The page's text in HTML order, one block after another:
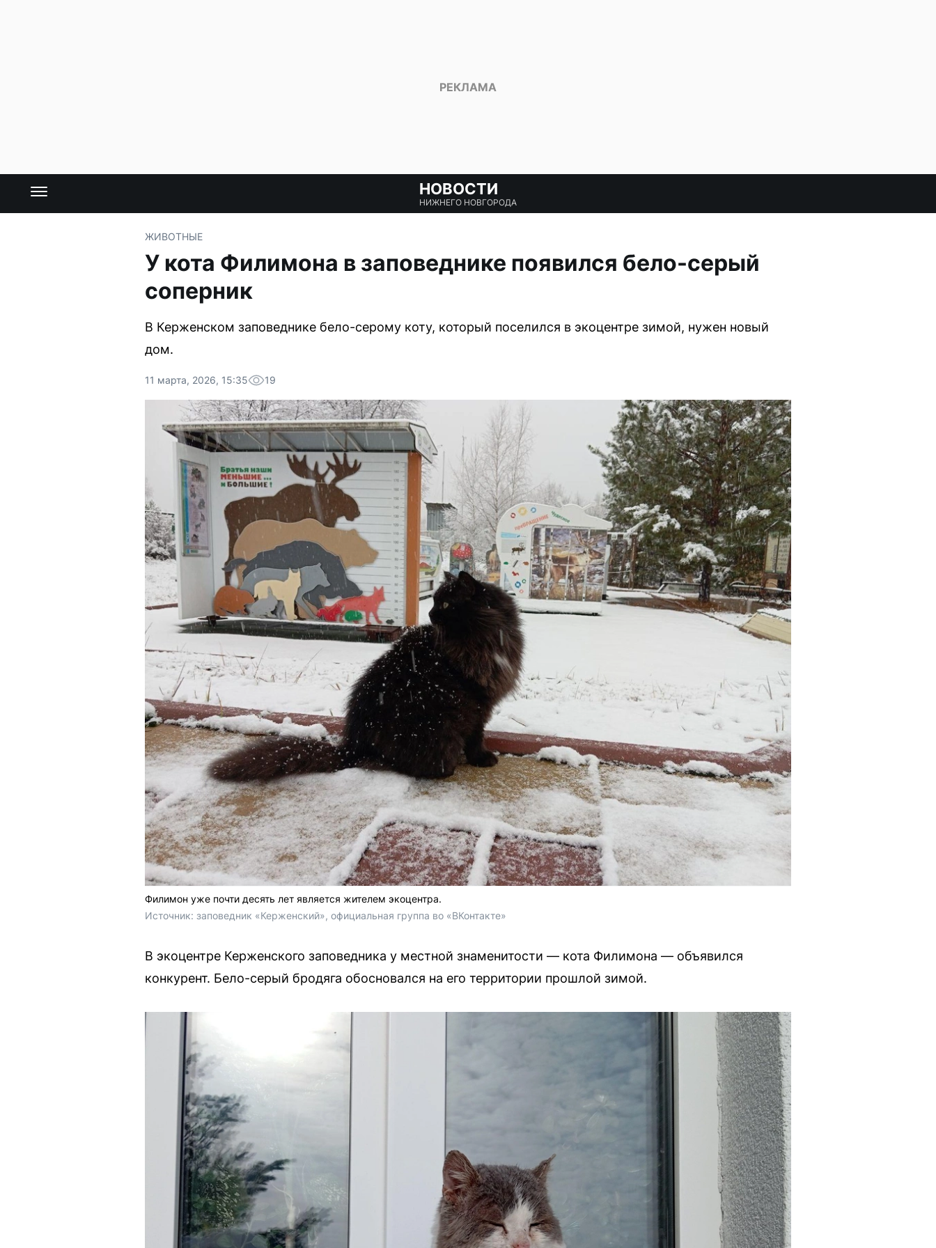
НОВОСТИ
НИЖНЕГО НОВГОРОДА
ЖИВОТНЫЕ
У кота Филимона в заповеднике появился бело-серый
соперник
В Керженском заповеднике бело-серому коту, который поселился в экоцентре зимой, нужен новый
дом.
11 марта, 2026, 15:35 19
Филимон уже почти десять лет является жителем экоцентра.
Источник: заповедник «Керженский», официальная группа во «ВКонтакте»
В экоцентре Керженского заповедника у местной знаменитости — кота Филимона — объявился
конкурент. Бело-серый бродяга обосновался на его территории прошлой зимой.